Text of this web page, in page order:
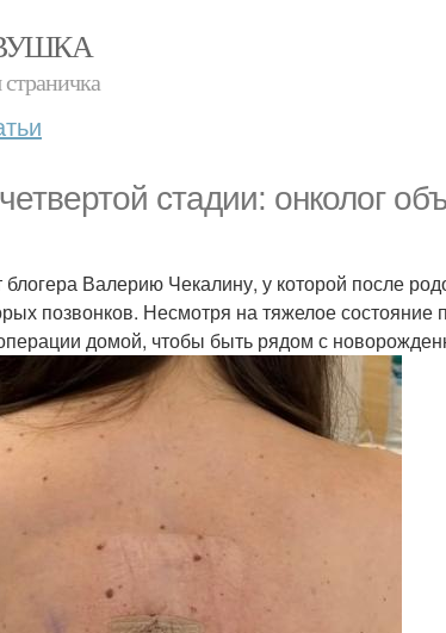
стадии: онколог
Валерию Чекалину, у которой после
позвонков. Несмотря на тяжелое состояние
домой, чтобы быть рядом с